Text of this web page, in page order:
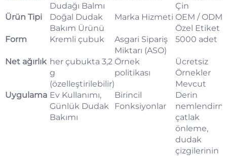
Dudağı Balmı
Çin
Ürün Tipi
Doğal Dudak
Bakım Ürünü
Marka Hizmeti OEM / ODM /
Özel Etiket
Form
Kremli çubuk
Asgari Sipariş
Miktarı (ASO)
5000 adet
Net ağırlık her çubukta 3,2
g
(özelleştirilebilir)
Örnek
politikası
Ücretsiz
Örnekler
Mevcut
Uygulama Ev Kullanımı,
Günlük Dudak
Bakımı
Birincil
Fonksiyonlar
Derin
çatlak
önleme,
dudak
çizgilerinin